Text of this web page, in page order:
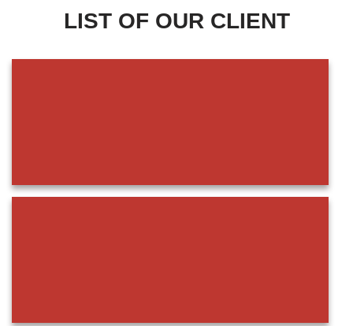
LIST OF OUR CLIENT